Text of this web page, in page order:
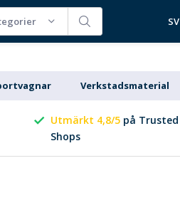
SV
Verkstadsmaterial
Utmärkt 4,8/5 på Trusted
Shops